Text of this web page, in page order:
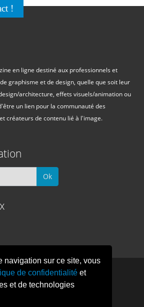
navigation sur ce site, vous
de confidentialité et
et de technologies
!
en ligne destiné aux professionnels et
graphisme et de design, quelle que soit leur
architecture, effets visuels/animation ou
un lien pour la communauté des
créateurs de contenu lié à l'image.
Ok